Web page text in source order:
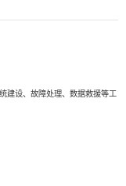
建设、故障处理、数据救援等工